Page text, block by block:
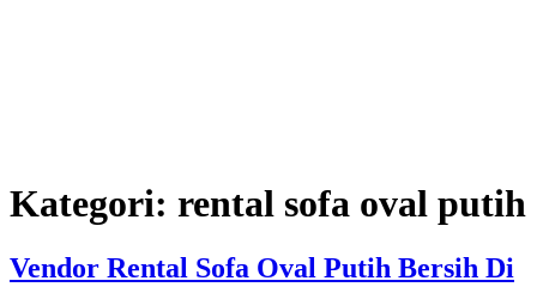
Kategori: rental sofa oval putih
Vendor Rental Sofa Oval Putih Bersih Di